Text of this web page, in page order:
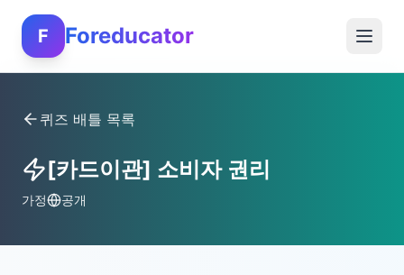
F Foreducator
퀴즈 배틀 목록
[카드이관] 소비자 권리
가정 공개